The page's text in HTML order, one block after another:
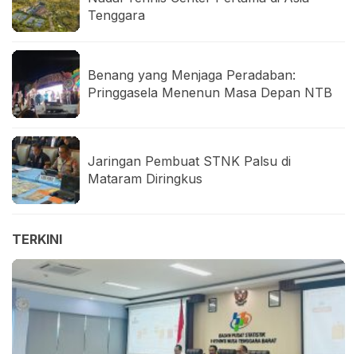
Tenggara
Benang yang Menjaga Peradaban:
Pringgasela Menenun Masa Depan NTB
Jaringan Pembuat STNK Palsu di
Mataram Diringkus
TERKINI